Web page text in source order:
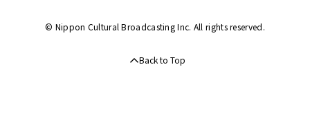
© Nippon Cultural Broadcasting Inc. All rights reserved.
Back to Top